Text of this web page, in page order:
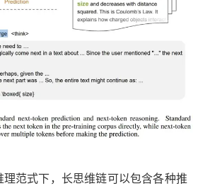
范式下，长思维链可以包含各种推